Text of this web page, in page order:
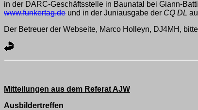
in der DARC-Geschäftsstelle in Baunatal bei Giann-
www.funkertag.de und in der Juniausgabe der CQ DL
Der Betreuer der Webseite, Marco Holleyn, DJ4MH,
Mitteilungen aus dem Referat AJW
Ausbildertreffen